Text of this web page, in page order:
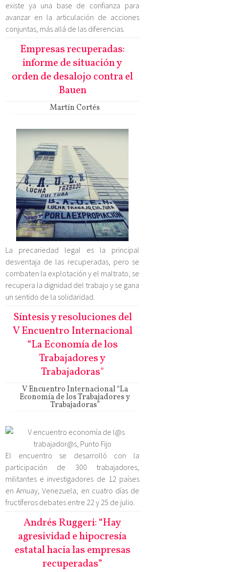
existe ya una base de confianza para
avanzar en la articulación de acciones
conjuntas, más allá de las diferencias.
Empresas recuperadas:
informe de situación y
orden de desalojo contra el
Bauen
Martín Cortés
La precariedad legal es la principal
desventaja de las recuperadas, pero se
combaten la explotación y el maltrato, se
recupera la dignidad del trabajo y se gana
un sentido de la solidaridad.
Síntesis y resoluciones del
V Encuentro Internacional
“La Economía de los
Trabajadores y
Trabajadoras"
V Encuentro Internacional “La
Economía de los Trabajadores y
Trabajadoras”
El encuentro se desarrolló con la
participación de 300 trabajadores,
militantes e investigadores de 12 países
en Amuay, Venezuela, en cuatro días de
fructíferos debates entre 22 y 25 de julio.
Andrés Ruggeri: “Hay
agresividad e hipocresía
estatal hacia las empresas
recuperadas”